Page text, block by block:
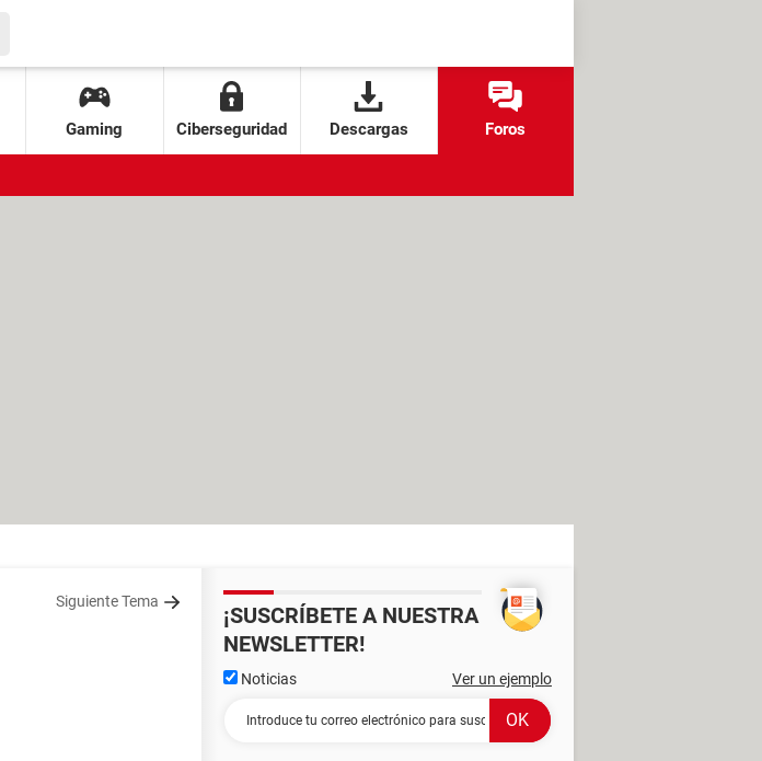
Gaming Ciberseguridad Descargas Foros
Siguiente Tema
¡SUSCRÍBETE A NUESTRA
NEWSLETTER!
Noticias Ver un ejemplo